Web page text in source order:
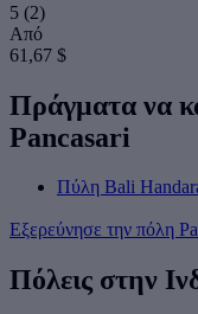
5 (2)
Από
61,67 $
Πράγματα να
Pancasari
Πύλη Bali
Εξερεύνησε την πόλη
Πόλεις στην